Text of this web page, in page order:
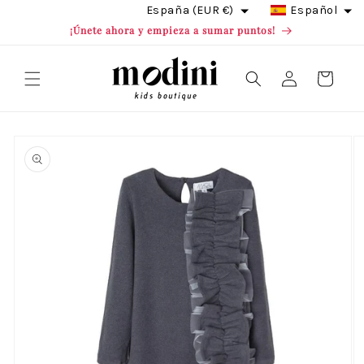
al contenido¡Únete ahora y empieza a sumar puntos!
Iniciar
sesión
Carrito
a la
información
España (EUR €) Español